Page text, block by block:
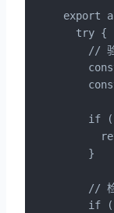
export
  try {
//
if
    }
//
if